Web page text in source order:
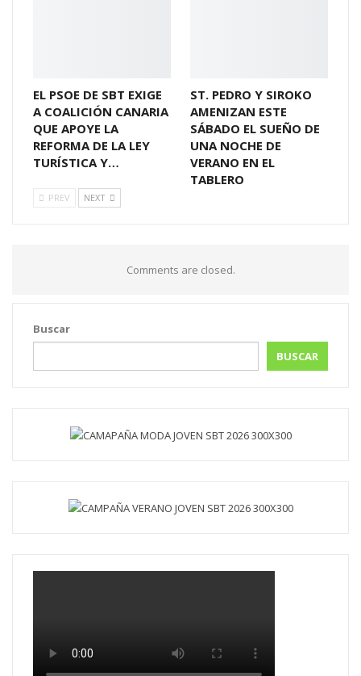
EL PSOE DE SBT EXIGE
A COALICIÓN CANARIA
QUE APOYE LA
REFORMA DE LA LEY
TURÍSTICA Y…
ST. PEDRO Y SIROKO
AMENIZAN ESTE
SÁBADO EL SUEÑO DE
UNA NOCHE DE
VERANO EN EL
TABLERO
PREV NEXT
Comments are closed.
Buscar
BUSCAR